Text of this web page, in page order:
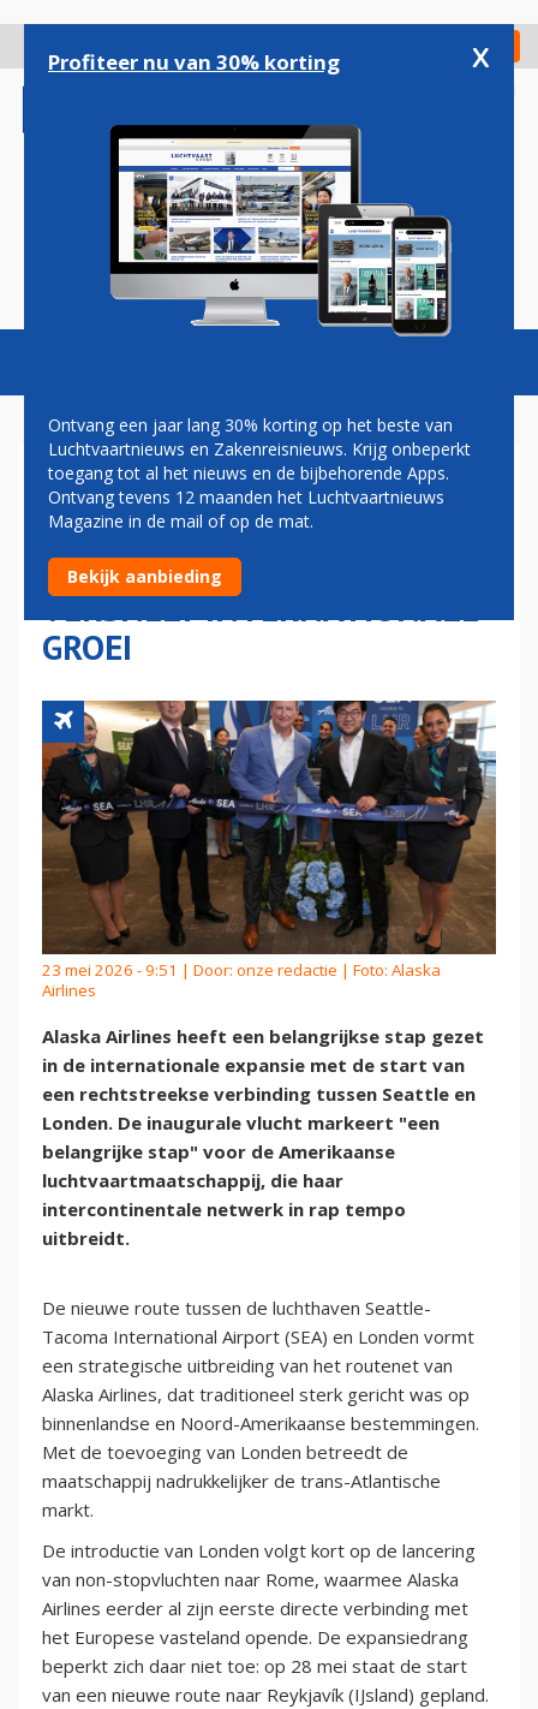
gaan
Check in
Magazine Podcasts Vacatures
ALASKA AIRLINES START
NON-STOPVERBINDING
SEATTLE–LONDEN EN
VERSNELT INTERNATIONALE
GROEI
23 mei 2026 - 9:51 | Door: onze redactie | Foto: Alaska
Airlines
Alaska Airlines heeft een belangrijkse stap gezet
in de internationale expansie met de start van
een rechtstreekse verbinding tussen Seattle en
Londen. De inaugurale vlucht markeert "een
belangrijke stap" voor de Amerikaanse
luchtvaartmaatschappij, die haar
intercontinentale netwerk in rap tempo
uitbreidt.
De nieuwe route tussen de luchthaven Seattle-
Tacoma International Airport (SEA) en Londen vormt
een strategische uitbreiding van het routenet van
Alaska Airlines, dat traditioneel sterk gericht was op
binnenlandse en Noord-Amerikaanse bestemmingen.
Met de toevoeging van Londen betreedt de
maatschappij nadrukkelijker de trans-Atlantische
markt.
De introductie van Londen volgt kort op de lancering
van non-stopvluchten naar Rome, waarmee Alaska
Airlines eerder al zijn eerste directe verbinding met
het Europese vasteland opende. De expansiedrang
beperkt zich daar niet toe: op 28 mei staat de start
van een nieuwe route naar Reykjavík (IJsland) gepland.
Profiteer nu van 30% korting x
Ontvang een jaar lang 30% korting op het beste van
Luchtvaartnieuws en Zakenreisnieuws. Krijg onbeperkt
toegang tot al het nieuws en de bijbehorende Apps.
Ontvang tevens 12 maanden het Luchtvaartnieuws
Magazine in de mail of op de mat.
Bekijk aanbieding